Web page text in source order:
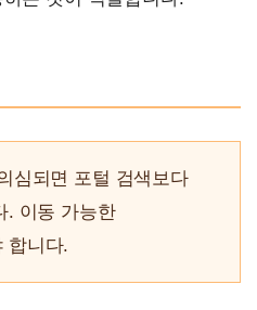
심되면 포털 검색보다
. 이동 가능한
합니다.